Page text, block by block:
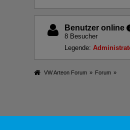
Benutzer online
8 Besucher
Legende:
VW Arteon Forum » Forum »